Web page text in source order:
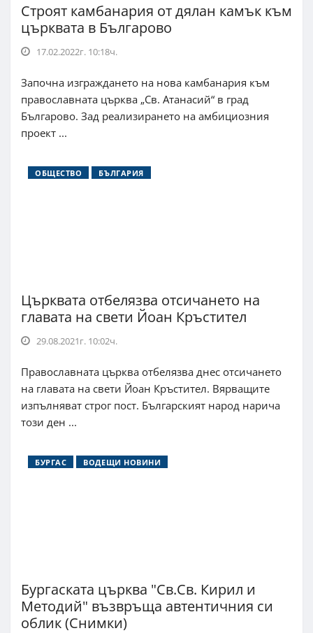
Строят камбанария от дялан камък към
църквата в Българово
17.02.2022г. 10:18ч.
Започна изграждането на нова камбанария към
православната църква „Св. Атанасий“ в град
Българово. Зад реализирането на амбициозния
проект ...
ОБЩЕСТВО БЪЛГАРИЯ
Църквата отбелязва отсичането на
главата на свети Йоан Кръстител
29.08.2021г. 10:02ч.
Православната църква отбелязва днес отсичането
на главата на свети Йоан Кръстител. Вярващите
изпълняват строг пост. Българският народ нарича
този ден ...
БУРГАС ВОДЕЩИ НОВИНИ
Бургаската църква "Св.Св. Кирил и
Методий" възвръща автентичния си
облик (Снимки)